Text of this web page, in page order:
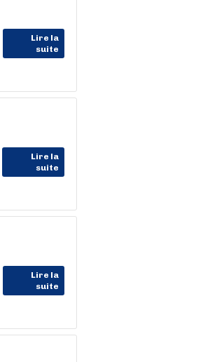
Lire la
suite
Lire la
suite
Lire la
suite